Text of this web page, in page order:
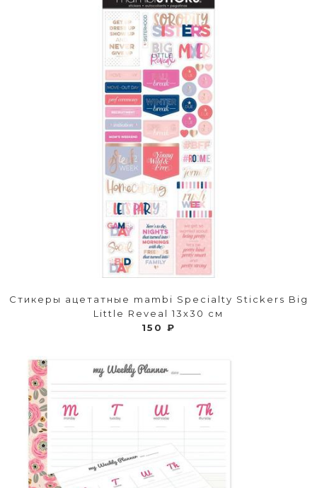
Стикеры ацетатные mambi Specialty Stickers Big
Little Reveal 13х30 см
150 ₽